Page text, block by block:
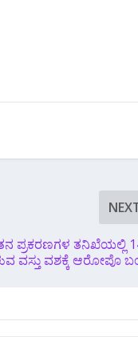
ಪ್ರಕರಣಗಳ ತನಿಖೆಯಲ್ಲಿ
ವಸ್ತು ವಶಕ್ಕೆ ಆರೋಪೊ